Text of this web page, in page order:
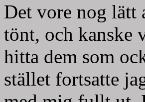
Det vore nog lätt
tönt, och kanske
hitta dem som
stället fortsatte